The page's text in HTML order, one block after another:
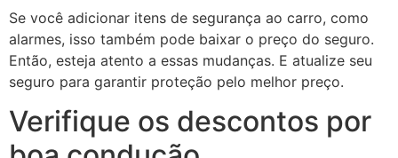
Se você adicionar itens de segurança ao carro, como
alarmes, isso também pode baixar o preço do seguro.
Então, esteja atento a essas mudanças. E atualize seu
seguro para garantir proteção pelo melhor preço.
Verifique os descontos por